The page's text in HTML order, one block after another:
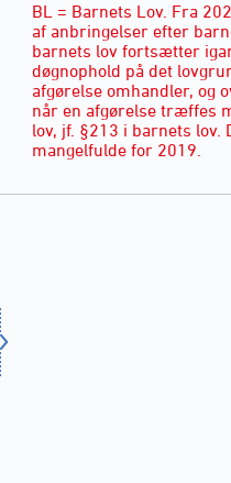
BL = Barnets Lov. Fra
af anbringelser efter
barnets lov fortsætter
døgnophold på det
afgørelse omhandler, og
når en afgørelse træffes
lov, jf. §213 i barnets lov.
mangelfulde for 2019.